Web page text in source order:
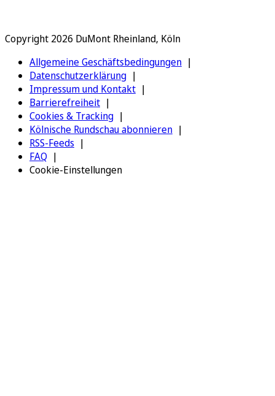
Copyright 2026 DuMont Rheinland, Köln
Allgemeine Geschäftsbedingungen
Datenschutzerklärung
Impressum und Kontakt
Barrierefreiheit
Cookies & Tracking
Kölnische Rundschau abonnieren
RSS-Feeds
FAQ
Cookie-Einstellungen